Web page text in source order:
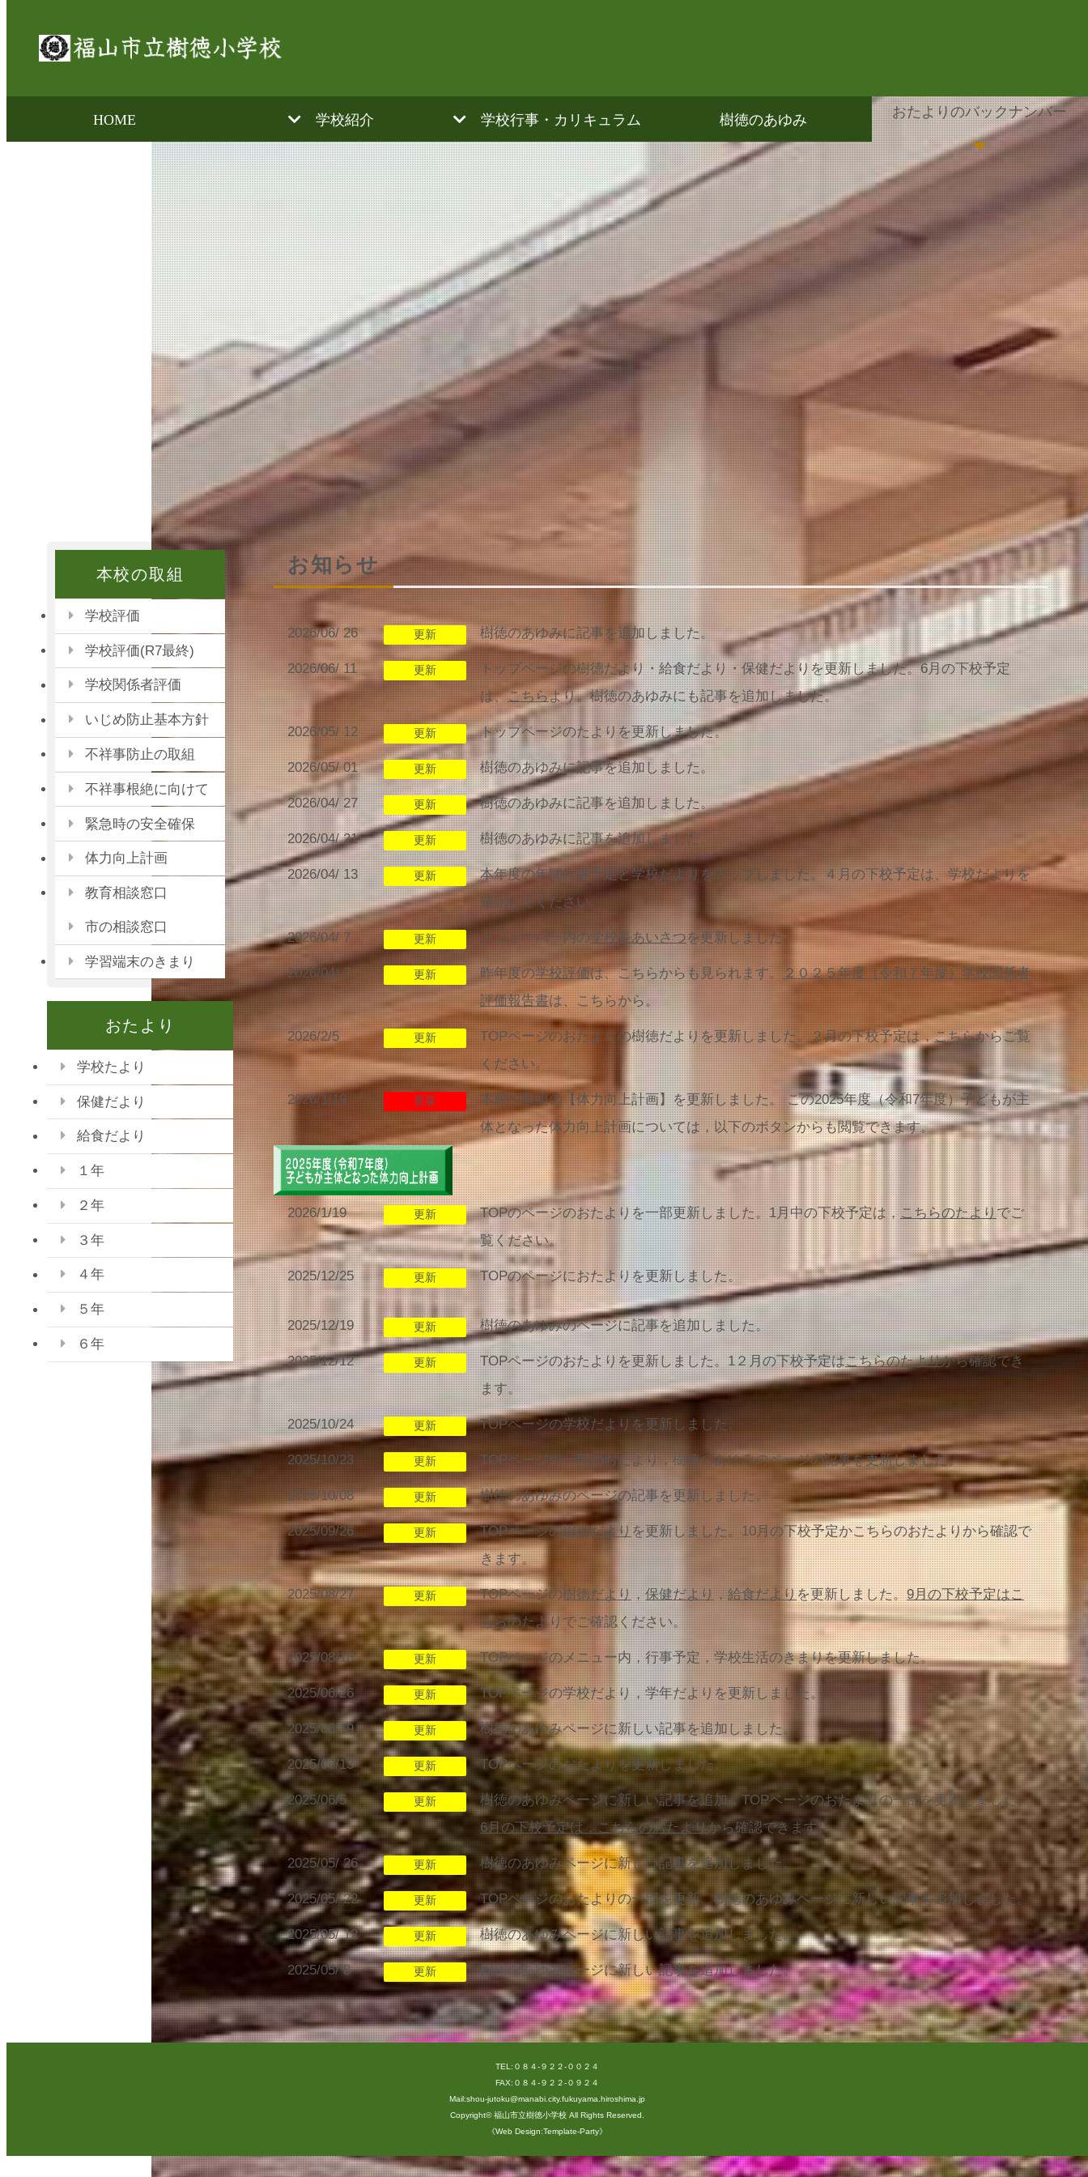
HOME 学校紹介 学校行事・カリキュラム 樹徳のあゆみ
おたよりのバックナンバー
お知らせ
2026/06/ 26 更新 樹徳のあゆみに記事を追加しました。
2026/06/ 11 更新
トップページの樹徳だより・給食だより・保健だよりを更新しました。6月の下校予定
は、こちらより。樹徳のあゆみにも記事を追加しました。
2026/05/ 12 更新 トップページのたよりを更新しました。
2026/05/ 01 更新 樹徳のあゆみに記事を追加しました。
2026/04/ 27 更新 樹徳のあゆみに記事を追加しました。
2026/04/ 21 更新 樹徳のあゆみに記事を追加しました。
2026/04/ 13 更新
本年度の年間行事予定と学校だよりをアップしました。４月の下校予定は、学校だよりを
確認してください。
2026/04/ 7 更新 メニューバー内の学校長あいさつを更新しました。
2026/04/ 7 更新 昨年度の学校評価は、こちらからも見られます。２０２５年度（令和７年度）学校関係者
評価報告書は、こちらから。
2026/2/5 更新 TOPページのおたよりの樹徳だよりを更新しました。２月の下校予定は，こちらからご覧
ください。
2026/1/19 重要
本校の取組の【体力向上計画】を更新しました。 この2025年度（令和7年度）子どもが主
体となった体力向上計画については，以下のボタンからも閲覧できます。
2026/1/19 更新 TOPのページのおたよりを一部更新しました。1月中の下校予定は，こちらのたよりでご
覧ください。
2025/12/25 更新 TOPのページにおたよりを更新しました。
2025/12/19 更新 樹徳のあゆみのページに記事を追加しました。
2025/12/12 更新 TOPページのおたよりを更新しました。1２月の下校予定はこちらのたよりから確認でき
ます。
2025/10/24 更新 TOPページの学校だよりを更新しました。
2025/10/23 更新 TOPページの一部のおたより，樹徳のあゆみのページの記事を更新しました。
2025/10/08 更新 樹徳のあゆみのページの記事を更新しました。
2025/09/26 更新 TOPページの樹徳だよりを更新しました。10月の下校予定かこちらのおたよりから確認で
きます。
2025/08/27 更新 TOPページの樹徳だより，保健だより ， 給食だよりを更新しました。9月の下校予定はこ
ちらのたよりでご確認ください。
2025/08/18 更新 TOPページのメニュー内，行事予定，学校生活のきまりを更新しました。
2025/06/26 更新 TOPページの学校だより，学年だよりを更新しました。
2025/06/19 更新 樹徳のあゆみページに新しい記事を追加しました。
2025/06/13 更新 TOPページのおたよりを更新しました。
2025/06/5 更新
樹徳のあゆみページに新しい記事を追加，TOPページのおたよりの一部を更新しました。
6月の下校予定は，こちらのおたよりから確認できます。
2025/05/ 26 更新 樹徳のあゆみページに新しい記事を追加しました。
2025/05/ 22 更新 TOPページのおたよりの一部を更新。樹徳のあゆみページに新しい記事を追加しました。
2025/05/ 12 更新 樹徳のあゆみページに新しい記事を追加しました。
2025/05/ 8 更新 樹徳のあゆみページに新しい記事を追加しました。
本校の取組
学校評価
学校評価(R7最終)
学校関係者評価
いじめ防止基本方針
不祥事防止の取組
不祥事根絶に向けて
緊急時の安全確保
体力向上計画
教育相談窓口
市の相談窓口
学習端末のきまり
おたより
学校たより
保健だより
給食だより
１年
２年
３年
４年
５年
６年
TEL:０８４-９２２-００２４
FAX:０８４-９２２-０９２４
Mail:shou-jutoku@manabi.city.fukuyama.hiroshima.jp
Copyright©福山市立樹徳小学校 All Rights Reserved.
《Web Design:Template-Party》